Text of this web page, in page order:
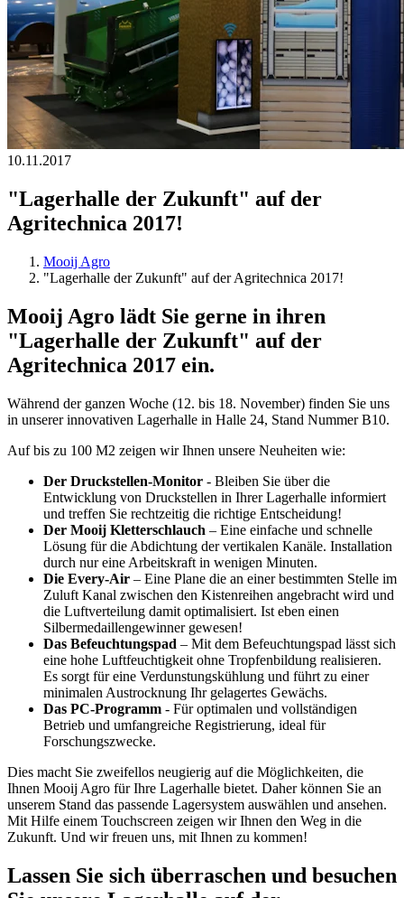
10.11.2017
"Lagerhalle der Zukunft" auf der
Agritechnica 2017!
Mooij Agro
"Lagerhalle der Zukunft" auf der Agritechnica 2017!
Mooij Agro lädt Sie gerne in ihren
"Lagerhalle der Zukunft" auf der
Agritechnica 2017 ein.
Während der ganzen Woche (12. bis 18. November) finden Sie uns
in unserer innovativen Lagerhalle in Halle 24, Stand Nummer B10.
Auf bis zu 100 M2 zeigen wir Ihnen unsere Neuheiten wie:
Der Druckstellen-Monitor - Bleiben Sie über die
Entwicklung von Druckstellen in Ihrer Lagerhalle informiert
und treffen Sie rechtzeitig die richtige Entscheidung!
Der Mooij Kletterschlauch – Eine einfache und schnelle
Lösung für die Abdichtung der vertikalen Kanäle. Installation
durch nur eine Arbeitskraft in wenigen Minuten.
Die Every-Air – Eine Plane die an einer bestimmten Stelle im
Zuluft Kanal zwischen den Kistenreihen angebracht wird und
die Luftverteilung damit optimalisiert. Ist eben einen
Silbermedaillengewinner gewesen!
Das Befeuchtungspad – Mit dem Befeuchtungspad lässt sich
eine hohe Luftfeuchtigkeit ohne Tropfenbildung realisieren.
Es sorgt für eine Verdunstungskühlung und führt zu einer
minimalen Austrocknung Ihr gelagertes Gewächs.
Das PC-Programm - Für optimalen und vollständigen
Betrieb und umfangreiche Registrierung, ideal für
Forschungszwecke.
Dies macht Sie zweifellos neugierig auf die Möglichkeiten, die
Ihnen Mooij Agro für Ihre Lagerhalle bietet. Daher können Sie an
unserem Stand das passende Lagersystem auswählen und ansehen.
Mit Hilfe einem Touchscreen zeigen wir Ihnen den Weg in die
Zukunft. Und wir freuen uns, mit Ihnen zu kommen!
Lassen Sie sich überraschen und besuchen